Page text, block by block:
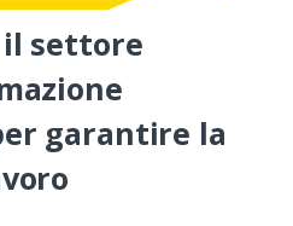
il settore
garantire la